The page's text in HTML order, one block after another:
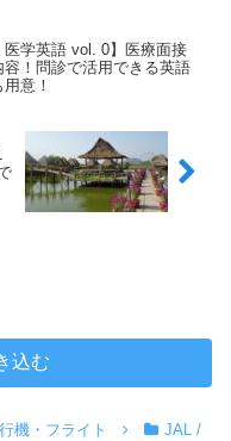
医学英語 vol. 0】医療面接
！問診で活用できる英語
意！
込む
機・フライト
JAL /